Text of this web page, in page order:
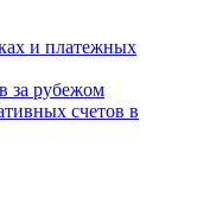
и платежных
за рубежом
счетов в